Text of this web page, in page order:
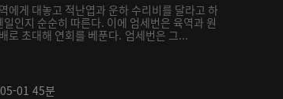
에게 대놓고 적난엽과 운하 수리비를 달라고 하
일인지 순순히 따른다. 이에 엄세번은 육역과 원
금하를 놀잇배로 초대해 연회를 베푼다. 엄세번은 그...
01 45분